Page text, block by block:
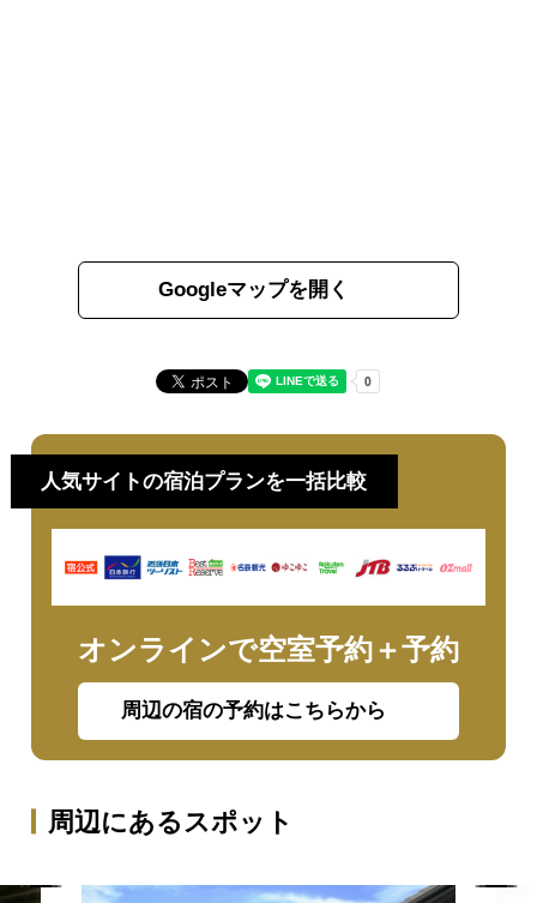
Googleマップを開く
人気サイトの宿泊プランを一括比較
オンラインで空室予約＋予約
周辺の宿の予約はこちらから
周辺にあるスポット